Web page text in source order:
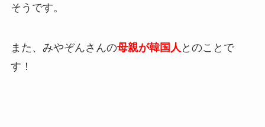
そうです。
また、みやぞんさんの母親が韓国人 とのことで
す！